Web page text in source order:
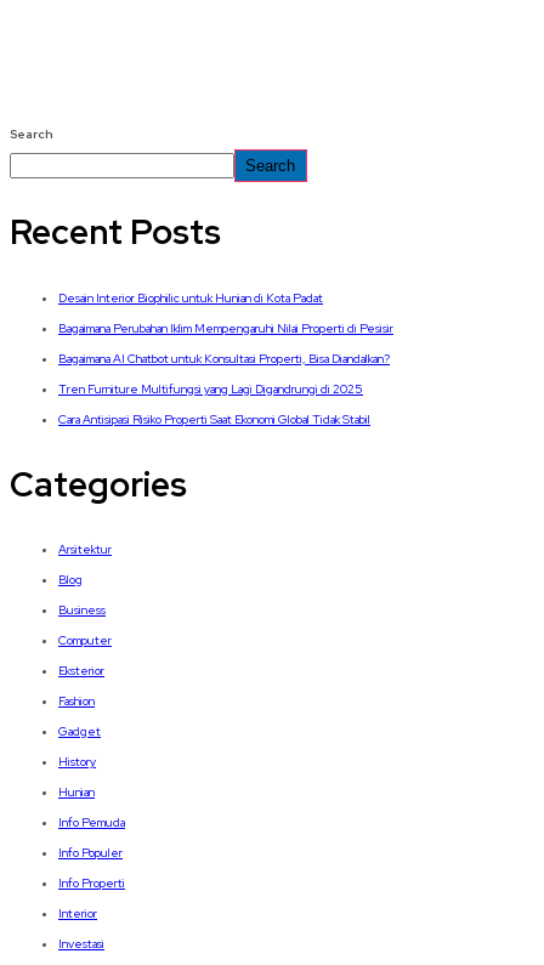
Search
Search
Recent Posts
Desain Interior Biophilic untuk Hunian di Kota Padat
Bagaimana Perubahan Iklim Mempengaruhi Nilai Properti di Pesisir
Bagaimana AI Chatbot untuk Konsultasi Properti, Bisa Diandalkan?
Tren Furniture Multifungsi yang Lagi Digandrungi di 2025
Cara Antisipasi Risiko Properti Saat Ekonomi Global Tidak Stabil
Categories
Arsitektur
Blog
Business
Computer
Eksterior
Fashion
Gadget
History
Hunian
Info Pemuda
Info Populer
Info Properti
Interior
Investasi